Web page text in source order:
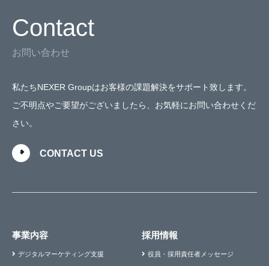
Contact
お問い合わせ
私たちNEXER Groupはお客様の課題解決をサポート致します。
ご不明点やご要望がございましたら、お気軽にお問い合わせくだ
さい。
CONTACT US
事業内容
デジタルマーケティング支援
採用情報
役員・採用責任者メッセージ